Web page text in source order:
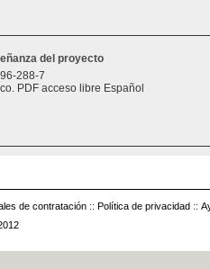
del proyecto
288-7
PDF acceso libre Español
de contratación :: Política de privacidad ::